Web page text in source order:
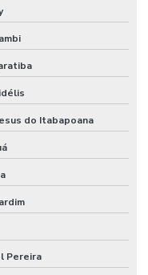
do Itabapoana
Pereira